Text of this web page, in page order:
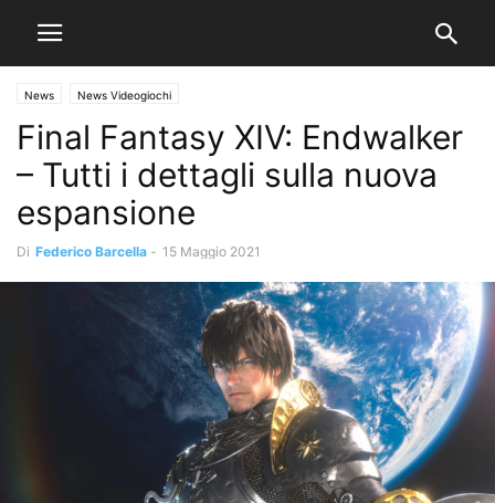
News News Videogiochi
Final Fantasy XIV: Endwalker
– Tutti i dettagli sulla nuova
espansione
Di Federico Barcella - 15 Maggio 2021